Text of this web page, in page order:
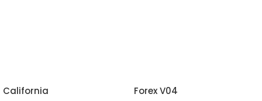
California Forex V04